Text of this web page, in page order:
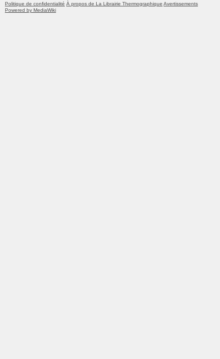
Politique de confidentialité À propos de La Librairie Thermographique Avertissements
Powered by MediaWiki